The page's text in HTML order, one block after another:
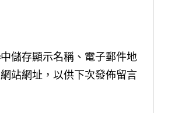
中儲存顯示名稱、電子郵件地
站網址，以供下次發佈留言